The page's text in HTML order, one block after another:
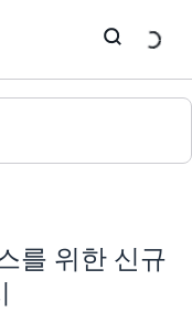
를 위한 신규